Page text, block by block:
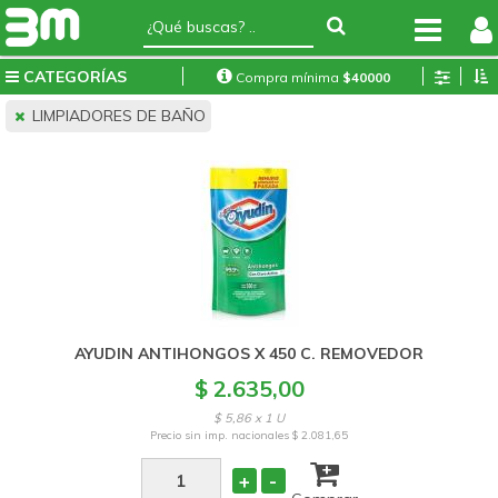
CATEGORÍAS Compra mínima $40000
LIMPIADORES DE BAÑO
AYUDIN ANTIHONGOS X 450 C. REMOVEDOR
$ 2.635,00
$ 5,86 x 1 U
Precio sin imp. nacionales$ 2.081,65
+ -